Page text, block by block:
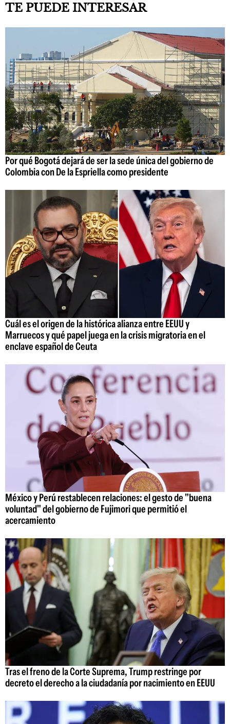
TE PUEDE INTERESAR
Por qué Bogotá dejará de ser la sede única del gobierno de
Colombia con De la Espriella como presidente
Cuál es el origen de la histórica alianza entre EEUU y
Marruecos y qué papel juega en la crisis migratoria en el
enclave español de Ceuta
México y Perú restablecen relaciones: el gesto de "buena
voluntad" del gobierno de Fujimori que permitió el
acercamiento
Tras el freno de la Corte Suprema, Trump restringe por
decreto el derecho a la ciudadanía por nacimiento en EEUU